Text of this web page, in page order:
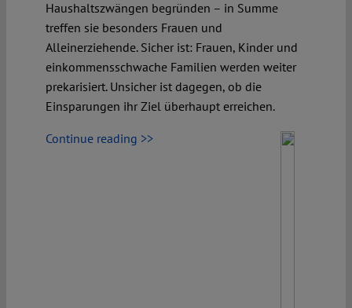
Haushaltszwängen begründen – in Summe
treffen sie besonders Frauen und
Alleinerziehende. Sicher ist: Frauen, Kinder und
einkommensschwache Familien werden weiter
prekarisiert. Unsicher ist dagegen, ob die
Einsparungen ihr Ziel überhaupt erreichen.
Continue reading >>